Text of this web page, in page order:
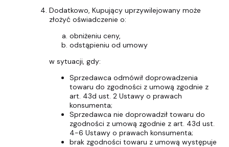
Dodatkowo, Kupujący uprzywilejowany może
złożyć oświadczenie o:
obniżeniu ceny,
odstąpieniu od umowy
w sytuacji, gdy:
Sprzedawca odmówił doprowadzenia
towaru do zgodności z umową zgodnie z
art. 43d ust. 2 Ustawy o prawach
konsumenta;
Sprzedawca nie doprowadził towaru do
zgodności z umową zgodnie z art. 43d ust.
4-6 Ustawy o prawach konsumenta;
brak zgodności towaru z umową występuje